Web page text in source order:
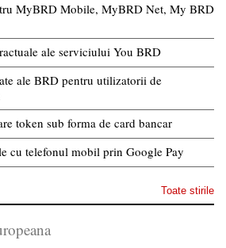
MyBRD Mobile, MyBRD Net, My BRD
ale serviciului You BRD
ale BRD pentru utilizatorii de
token sub forma de card bancar
cu telefonul mobil prin Google Pay
Toate stirile